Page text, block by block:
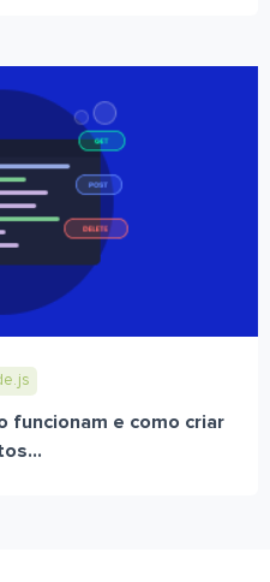
funcionam e como criar